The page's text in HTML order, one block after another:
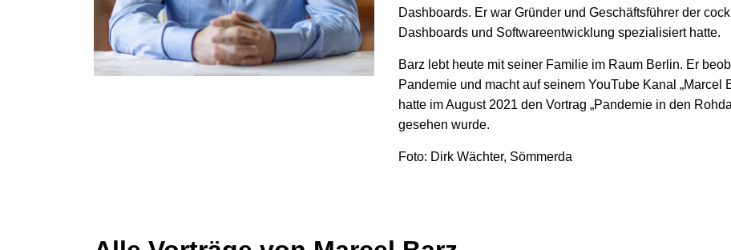
Dashboards. Er war Gründer und Geschäftsführer der
Dashboards und Softwareentwicklung spezialisiert hatte.
Barz lebt heute mit seiner Familie im Raum Berlin. Er
Pandemie und macht auf seinem YouTube Kanal „Marcel
hatte im August 2021 den Vortrag „Pandemie in den
gesehen wurde.
Foto: Dirk Wächter, Sömmerda